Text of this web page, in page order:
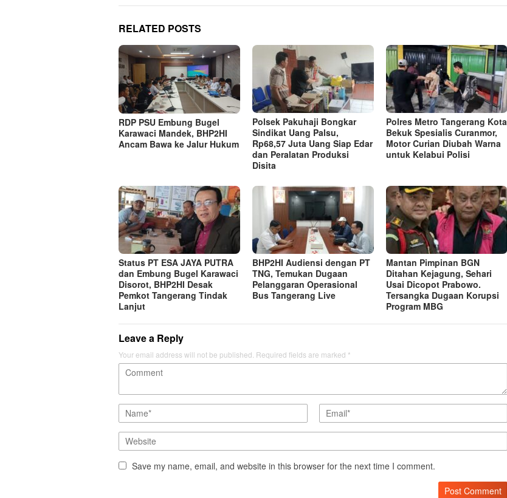
RELATED POSTS
RDP PSU Embung Bugel
Karawaci Mandek, BHP2HI
Ancam Bawa ke Jalur Hukum
Polsek Pakuhaji Bongkar
Sindikat Uang Palsu,
Rp68,57 Juta Uang Siap Edar
dan Peralatan Produksi
Disita
Polres Metro Tangerang Kota
Bekuk Spesialis Curanmor,
Motor Curian Diubah Warna
untuk Kelabui Polisi
Status PT ESA JAYA PUTRA
dan Embung Bugel Karawaci
Disorot, BHP2HI Desak
Pemkot Tangerang Tindak
Lanjut
BHP2HI Audiensi dengan PT
TNG, Temukan Dugaan
Pelanggaran Operasional
Bus Tangerang Live
Mantan Pimpinan BGN
Ditahan Kejagung, Sehari
Usai Dicopot Prabowo.
Tersangka Dugaan Korupsi
Program MBG
Leave a Reply
Your email address will not be published. Required fields are marked *
Save my name, email, and website in this browser for the next time I comment.